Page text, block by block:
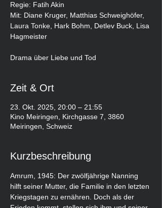
Regie: Fatih Akin
Mit: Diane Kruger, Matthias Schweighöfer,
Laura Tonke, Hark Bohm, Detlev Buck, Lisa
Hagmeister
Drama über Liebe und Tod
Zeit & Ort
23. Okt. 2025, 20:00 – 21:55
Kino Meiringen, Kirchgasse 7, 3860
Meiringen, Schweiz
Kurzbeschreibung
Amrum, 1945: Der zwölfjährige Nanning
hilft seiner Mutter, die Familie in den letzten
Kriegstagen zu ernähren. Doch als der